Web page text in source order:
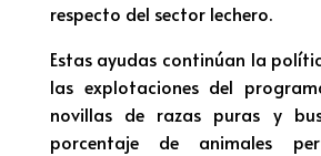
respecto del sector lechero.
Estas ayudas continúan la
las explotaciones del
novillas de razas puras y
porcentaje de animales